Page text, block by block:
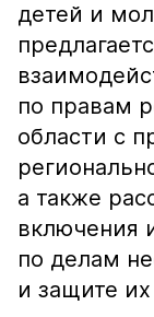
детей и
по правам
области с
а также
включения
по делам
и защите